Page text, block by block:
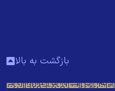
بازگشت به بالا